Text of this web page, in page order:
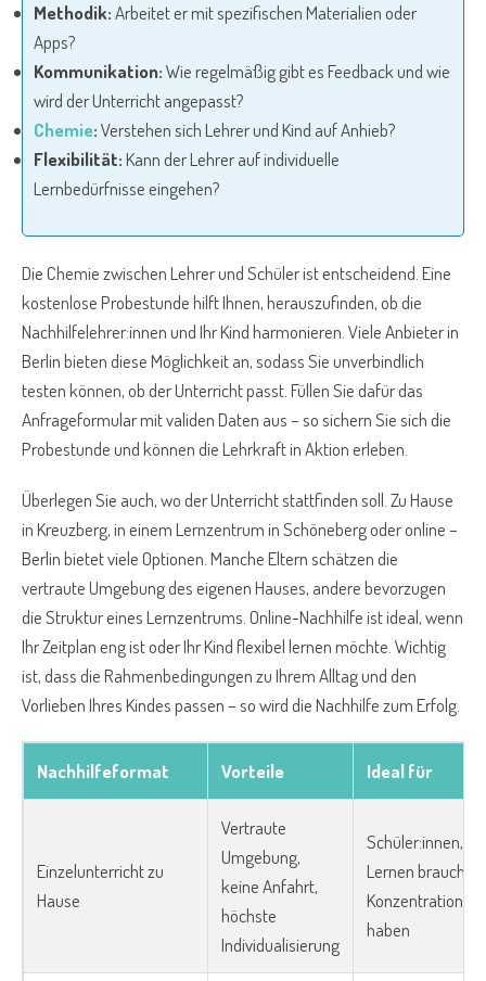
Methodik:Arbeitet er mit spezifischen Materialien oder
Apps?
Kommunikation:Wie regelmäßig gibt es Feedback und wie
wird der Unterricht angepasst?
Chemie:Verstehen sich Lehrer und Kind auf Anhieb?
Flexibilität:Kann der Lehrer auf individuelle
Lernbedürfnisse eingehen?
Die Chemie zwischen Lehrer und Schüler ist entscheidend. Eine
kostenlose Probestunde hilft Ihnen, herauszufinden, ob die
Nachhilfelehrer:innen und Ihr Kind harmonieren. Viele Anbieter in
Berlin bieten diese Möglichkeit an, sodass Sie unverbindlich
testen können, ob der Unterricht passt. Füllen Sie dafür das
Anfrageformular mit validen Daten aus – so sichern Sie sich die
Probestunde und können die Lehrkraft in Aktion erleben.
Überlegen Sie auch, wo der Unterricht stattfinden soll. Zu Hause
in Kreuzberg, in einem Lernzentrum in Schöneberg oder online –
Berlin bietet viele Optionen. Manche Eltern schätzen die
vertraute Umgebung des eigenen Hauses, andere bevorzugen
die Struktur eines Lernzentrums. Online-Nachhilfe ist ideal, wenn
Ihr Zeitplan eng ist oder Ihr Kind flexibel lernen möchte. Wichtig
ist, dass die Rahmenbedingungen zu Ihrem Alltag und den
Vorlieben Ihres Kindes passen – so wird die Nachhilfe zum Erfolg.
Nachhilfeformat Vorteile Ideal für
Einzelunterricht zu
Hause
Vertraute
Umgebung,
keine Anfahrt,
höchste
Individualisierung
Schüler:innen,
Lernen
haben